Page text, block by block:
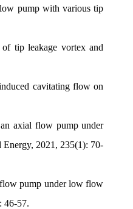
pump with various tip
tip leakage vortex and
cavitating flow on
axial flow pump under
2021, 235(1): 70-
pump under low flow
46-57.